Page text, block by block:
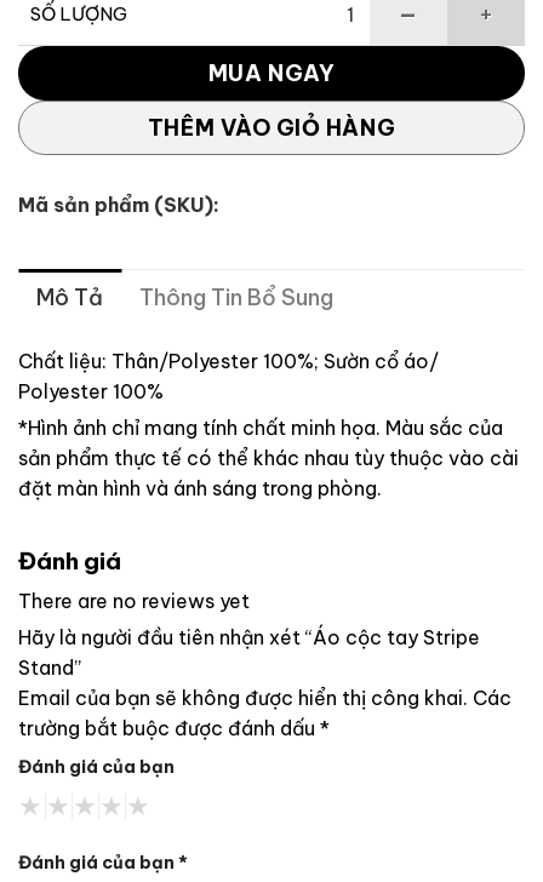
SỐ LƯỢNG
Áo cộc tay Stripe Stand số lượng
THÊM VÀO GIỎ HÀNG
MUA NGAY
Mã sản phẩm (SKU):
Mô Tả Thông Tin Bổ Sung
Chất liệu: Thân/Polyester 100%; Sườn cổ áo/
Polyester 100%
*Hình ảnh chỉ mang tính chất minh họa. Màu sắc của
sản phẩm thực tế có thể khác nhau tùy thuộc vào cài
đặt màn hình và ánh sáng trong phòng.
Đánh giá
There are no reviews yet
Hãy là người đầu tiên nhận xét “Áo cộc tay Stripe
Stand”
Email của bạn sẽ không được hiển thị công khai. Các
trường bắt buộc được đánh dấu *
Đánh giá của bạn
Đánh giá của bạn *